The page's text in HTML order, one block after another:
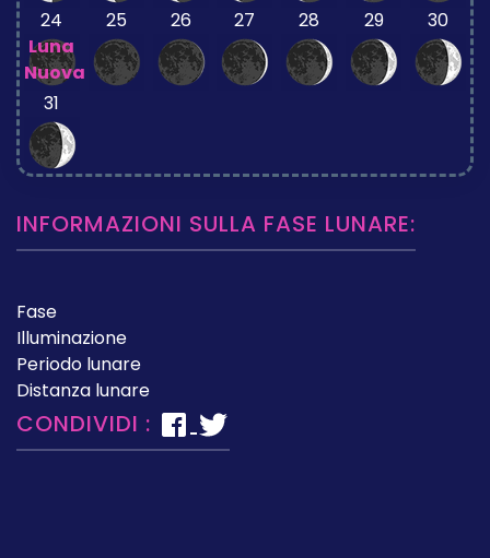
24
Luna
Nuova
25 26 27 28 29 30
31
INFORMAZIONI SULLA FASE LUNARE:
Fase
Illuminazione
Periodo lunare
Distanza lunare
CONDIVIDI :